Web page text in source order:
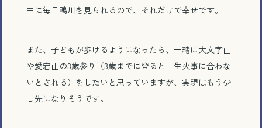
中に毎日鴨川を見られるので、それだけで幸せです。
また、子どもが歩けるようになったら、一緒に大文字山
や愛宕山の3歳参り（3歳までに登ると一生火事に合わな
いとされる）をしたいと思っていますが、実現はもう少
し先になりそうです。